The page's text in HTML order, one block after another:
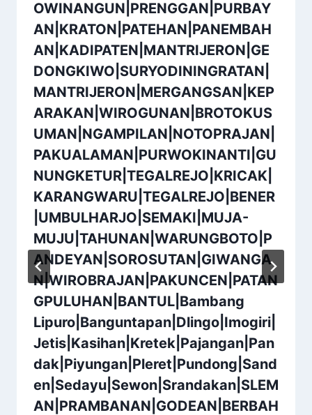
OWINANGUN|PRENGGAN|PURBAY
AN|KRATON|PATEHAN|PANEMBAH
AN|KADIPATEN|MANTRIJERON|GE
DONGKIWO|SURYODININGRATAN|
MANTRIJERON|MERGANGSAN|KEP
ARAKAN|WIROGUNAN|BROTOKUS
UMAN|NGAMPILAN|NOTOPRAJAN|
PAKUALAMAN|PURWOKINANTI|GU
NUNGKETUR|TEGALREJO|KRICAK|
KARANGWARU|TEGALREJO|BENER
|UMBULHARJO|SEMAKI|MUJA-
MUJU|TAHUNAN|WARUNGBOTO|P
ANDEYAN|SOROSUTAN|GIWANGA
N|WIROBRAJAN|PAKUNCEN|PATAN
GPULUHAN|BANTUL|Bambang
Lipuro|Banguntapan|Dlingo|Imogiri|
Jetis|Kasihan|Kretek|Pajangan|Pan
dak|Piyungan|Pleret|Pundong|Sand
en|Sedayu|Sewon|Srandakan|SLEM
AN|PRAMBANAN|GODEAN|BERBAH